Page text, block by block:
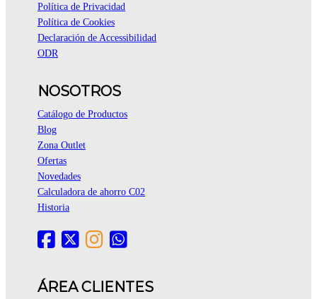
Política de Privacidad
Política de Cookies
Declaración de Accessibilidad
ODR
NOSOTROS
Catálogo de Productos
Blog
Zona Outlet
Ofertas
Novedades
Calculadora de ahorro C02
Historia
ÁREA CLIENTES